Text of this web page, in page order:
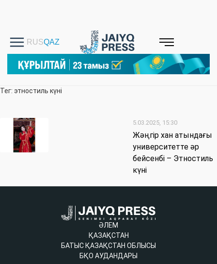
Тег: этностиль күні
5.03.2025, 15:30
Жәңгір хан атындағы
университетте әр
бейсенбі – Этностиль
күні
ӘЛЕМ
ҚАЗАҚСТАН
БАТЫС ҚАЗАҚСТАН ОБЛЫСЫ
БҚО АУДАНДАРЫ